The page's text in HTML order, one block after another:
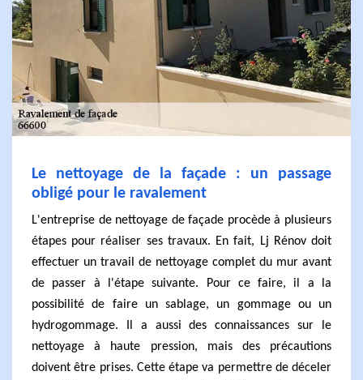
Le nettoyage de la façade : un passage
obligé pour le ravalement
L'entreprise de nettoyage de façade procède à plusieurs
étapes pour réaliser ses travaux. En fait, Lj Rénov doit
effectuer un travail de nettoyage complet du mur avant
de passer à l'étape suivante. Pour ce faire, il a la
possibilité de faire un sablage, un gommage ou un
hydrogommage. Il a aussi des connaissances sur le
nettoyage à haute pression, mais des précautions
doivent être prises. Cette étape va permettre de déceler